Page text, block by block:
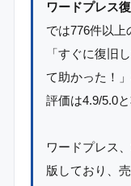
ワードプレス
では776件以上
「すぐに復旧
て助かった！
評価は4.9/5.0
ワードプレス
版しており、